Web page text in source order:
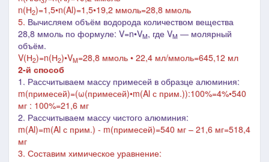
n(Н2)=1,5•n(Al)=1,5•19,2 ммоль=28,8 ммоль
5. Вычисляем объём водорода количеством вещества
28,8 ммоль по формуле: V=n•VM, где VM ― молярный
объём.
V(Н2)=n(Н2)•VM=28,8 ммоль • 22,4 мл/ммоль=645,12 мл
2-й способ
1. Рассчитываем массу примесей в образце алюминия:
m(примесей)=(ω(примесей)•m(Al с прим.)):100%=4%•540
мг : 100%=21,6 мг
2. Рассчитываем массу чистого алюминия:
m(Al)=m(Al с прим.) - m(примесей)=540 мг – 21,6 мг=518,4
мг
3. Составим химическое уравнение: